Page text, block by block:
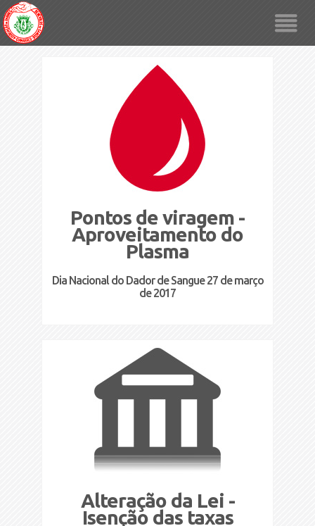
Pontos de viragem -
Aproveitamento do
Plasma
Dia Nacional do Dador de Sangue 27 de março
de 2017
Alteração da Lei -
Isenção das taxas